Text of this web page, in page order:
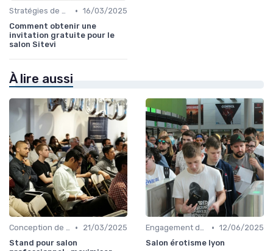
Stratégies de Promotion Pré-Événement • 16/03/2025
Comment obtenir une
invitation gratuite pour le
salon Sitevi
À lire aussi
Conception de Stand et Présentation •
21/03/2025
Stand pour salon
Engagement des Visiteurs et Présentation de Produits • 12/06/2025
Salon érotisme lyon